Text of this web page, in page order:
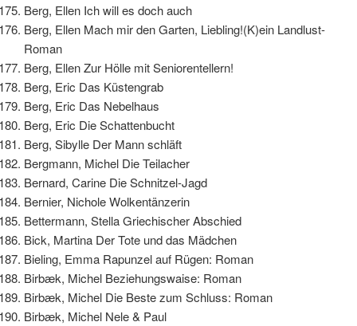
Berg, Ellen Ich will es doch auch
Berg, Ellen Mach mir den Garten, Liebling!(K)ein Landlust-
Roman
Berg, Ellen Zur Hölle mit Seniorentellern!
Berg, Eric Das Küstengrab
Berg, Eric Das Nebelhaus
Berg, Eric Die Schattenbucht
Berg, Sibylle Der Mann schläft
Bergmann, Michel Die Teilacher
Bernard, Carine Die Schnitzel-Jagd
Bernier, Nichole Wolkentänzerin
Bettermann, Stella Griechischer Abschied
Bick, Martina Der Tote und das Mädchen
Bieling, Emma Rapunzel auf Rügen: Roman
Birbæk, Michel Beziehungswaise: Roman
Birbæk, Michel Die Beste zum Schluss: Roman
Birbæk, Michel Nele & Paul